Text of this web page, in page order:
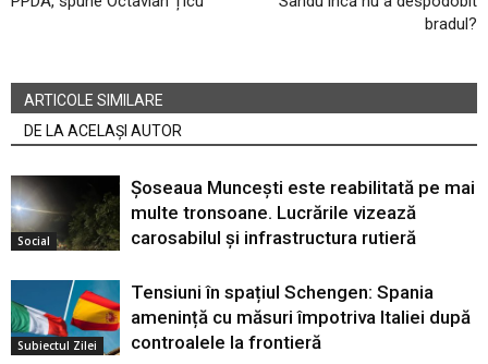
bradul?
ARTICOLE SIMILARE
DE LA ACELAȘI AUTOR
Social
Șoseaua Muncești este reabilitată pe mai
multe tronsoane. Lucrările vizează
carosabilul și infrastructura rutieră
Subiectul Zilei
Tensiuni în spațiul Schengen: Spania
amenință cu măsuri împotriva Italiei după
controalele la frontieră